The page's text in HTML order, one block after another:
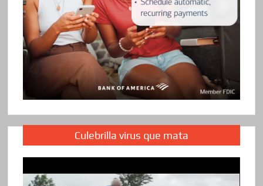
Culebrilla virus que mata
de